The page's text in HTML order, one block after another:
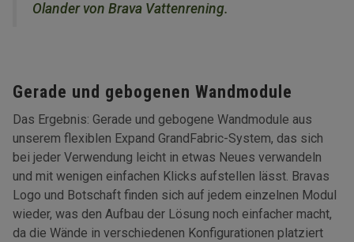
Olander von Brava Vattenrening.
Gerade und gebogenen Wandmodule
Das Ergebnis: Gerade und gebogene Wandmodule aus
unserem flexiblen Expand GrandFabric-System, das sich
bei jeder Verwendung leicht in etwas Neues verwandeln
und mit wenigen einfachen Klicks aufstellen lässt. Bravas
Logo und Botschaft finden sich auf jedem einzelnen Modul
wieder, was den Aufbau der Lösung noch einfacher macht,
da die Wände in verschiedenen Konfigurationen platziert